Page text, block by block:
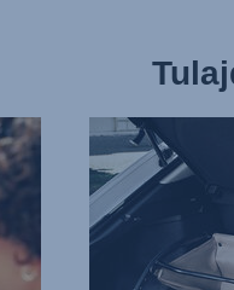
LEGKOMPAKTABB
1/16